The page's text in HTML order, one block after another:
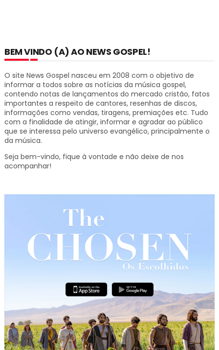
BEM VINDO (A) AO NEWS GOSPEL!
O site News Gospel nasceu em 2008 com o objetivo de
informar a todos sobre as notícias da música gospel,
contendo notas de lançamentos do mercado cristão, fatos
importantes a respeito de cantores, resenhas de discos,
informações como vendas, tiragens, premiações etc. Tudo
com a finalidade de atingir, informar e agradar ao público
que se interessa pelo universo evangélico, principalmente o
da música.
Seja bem-vindo, fique à vontade e não deixe de nos
acompanhar!